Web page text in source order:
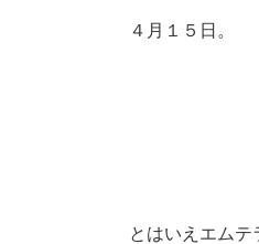
４月１５日。
とはいえエムテ